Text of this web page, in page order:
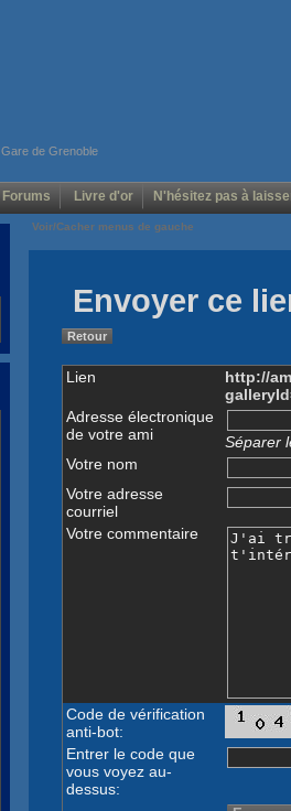
Gare de Grenoble
Forums Livre d'or N'hésitez pas à
Voir/Cacher menus de gauche
Envoyer ce
Retour
Lien
http://
Adresse électronique
de votre ami
Séparer
Votre nom
Votre adresse
courriel
Votre commentaire
Code de vérification
anti-bot:
Entrer le code que
vous voyez au-
dessus: